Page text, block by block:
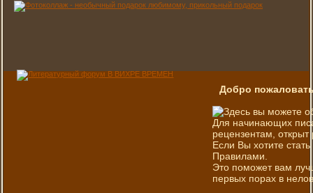
Добро
Здесь вы можете
Для начинающих
рецензентам, открыт
Если Вы хотите
Правилами.
Это поможет вам
первых порах в